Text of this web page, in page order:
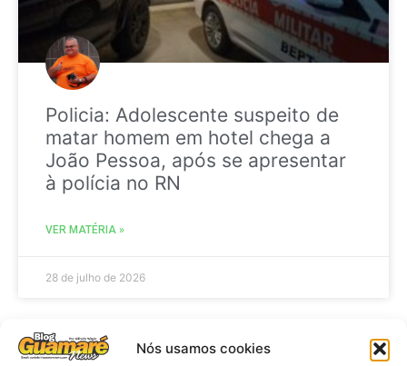
Nós usamos cookies
Policia: Adolescente suspeito de
matar homem em hotel chega a
João Pessoa, após se apresentar
à polícia no RN
VER MATÉRIA »
28 de julho de 2026